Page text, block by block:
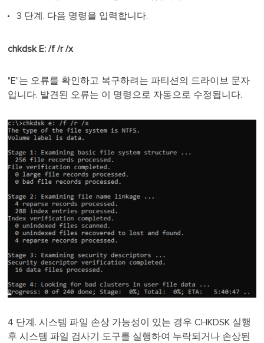
3 단계. 다음 명령을 입력합니다.
chkdsk E: /f /r /x
"E"는 오류를 확인하고 복구하려는 파티션의 드라이브 문자
입니다. 발견된 오류는 이 명령으로 자동으로 수정됩니다.
4 단계. 시스템 파일 손상 가능성이 있는 경우 CHKDSK 실행
후 시스템 파일 검사기 도구를 실행하여 누락되거나 손상된